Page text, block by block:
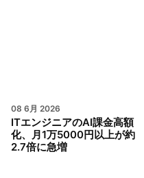
08 6月 2026
ITエンジニアのAI課金高額
化、月1万5000円以上が約
2.7倍に急増